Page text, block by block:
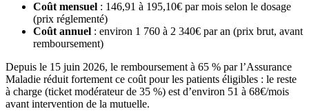
Coût mensuel : 146,91 à 195,10€ par mois selon le dosage
(prix réglementé)
Coût annuel : environ 1 760 à 2 340€ par an (prix brut, avant
remboursement)
Depuis le 15 juin 2026, le remboursement à 65 % par l’Assurance
Maladie réduit fortement ce coût pour les patients éligibles : le reste
à charge (ticket modérateur de 35 %) est d’environ 51 à 68€/mois
avant intervention de la mutuelle.